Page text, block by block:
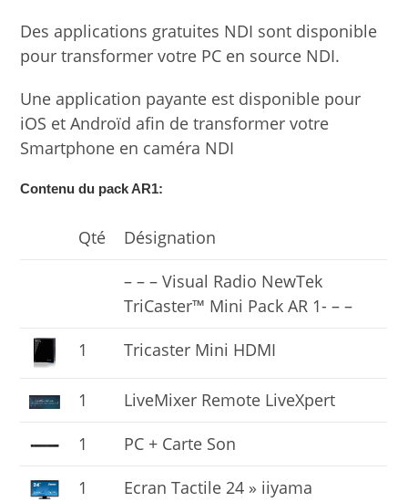
Des applications gratuites NDI sont disponible
pour transformer votre PC en source NDI.
Une application payante est disponible pour
iOS et Androïd afin de transformer votre
Smartphone en caméra NDI
Contenu du pack AR1:
Qté
Désignation
– – – Visual Radio NewTek
TriCaster™ Mini Pack AR 1- – –
1
Tricaster Mini HDMI
1
LiveMixer Remote LiveXpert
1
PC + Carte Son
1
Ecran Tactile 24 » iiyama